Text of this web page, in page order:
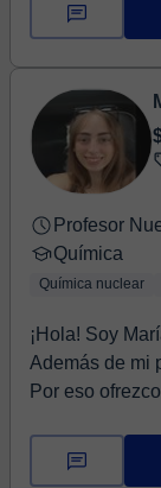
Profesor
Química
Química nuclear
¡Hola! Soy
Además de mi
Por eso